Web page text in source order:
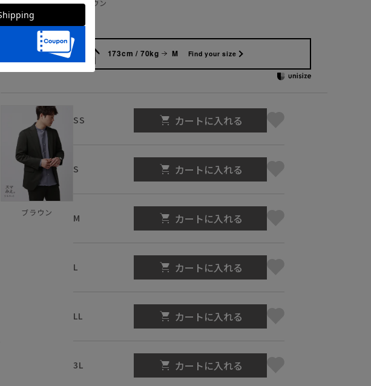
ネイビー ブラウン
173cm / 70kg M Find your size
ブラウン
SS カートに入れる
S カートに入れる
M カートに入れる
L カートに入れる
LL カートに入れる
3L カートに入れる